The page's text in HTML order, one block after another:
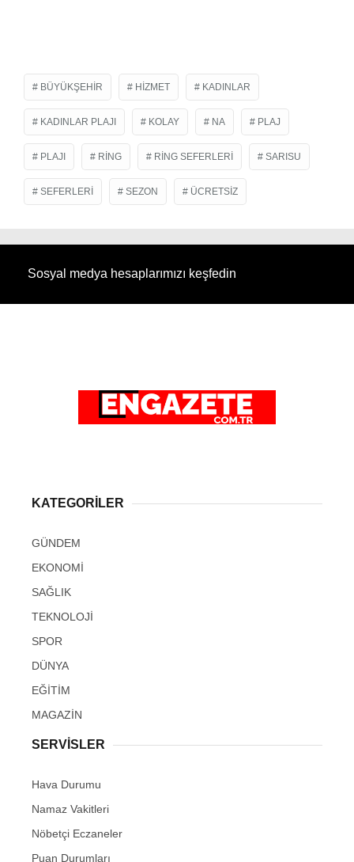
BÜYÜKŞEHIR HIZMET KADINLAR
KADINLAR PLAJI KOLAY NA PLAJ
PLAJI RING RING SEFERLERI SARISU
SEFERLERI SEZON ÜCRETSIZ
Sosyal medya hesaplarımızı keşfedin
KATEGORİLER
GÜNDEM
EKONOMİ
SAĞLIK
TEKNOLOJİ
SPOR
DÜNYA
EĞİTİM
MAGAZİN
SERVİSLER
Hava Durumu
Namaz Vakitleri
Nöbetçi Eczaneler
Puan Durumları